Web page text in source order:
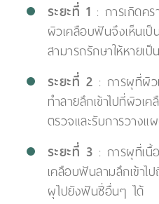
ระยะที่ 1 : การเกิดค
ผิวเคลือบฟันจึงเห็นเ
สามารถรักษาให้หายเ
ระยะที่ 2 : การผุที่ผิ
ทำลายลึกเข้าไปที่ผิว
ตรวจและรับการวางแ
ระยะที่ 3 : การผุที่เ
เคลือบฟันลามลึกเข้าไ
ผุไปยังฟันซี่อื่นๆ ได้